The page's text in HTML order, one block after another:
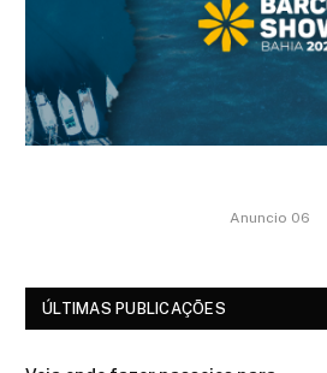
Anuncio 06
ÚLTIMAS PUBLICAÇÕES